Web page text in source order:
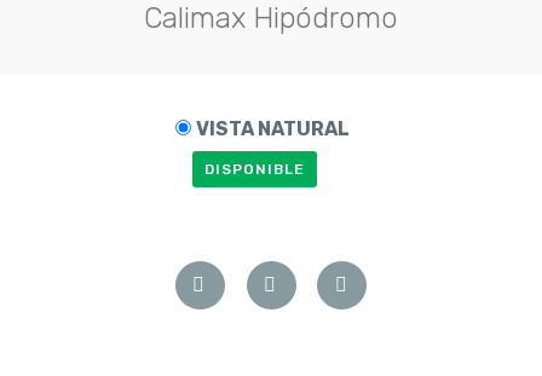
Calimax Hipódromo
VISTA NATURAL
DISPONIBLE